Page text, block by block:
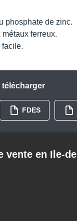
phosphate de zinc.
ferreux.
télécharger
FDES
vente en Ile-